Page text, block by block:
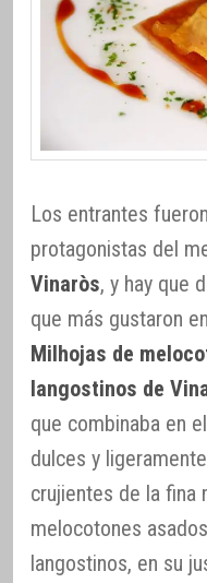
Los entrantes
protagonistas del
Vinaròs, y hay que
que más gustaron
Milhojas de
langostinos de
que combinaba en
dulces y
crujientes de la fina
melocotones
langostinos, en su